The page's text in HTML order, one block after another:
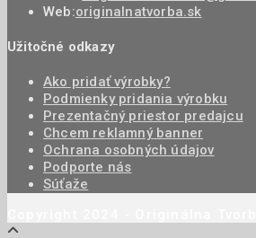
Web:originalnatvorba.sk
Užitočné odkazy
Ako pridať výrobky?
Podmienky pridania výrobku
Prezentačný priestor predajcu
Chcem reklamný banner
Ochrana osobných údajov
Podporte nás
Súťaže